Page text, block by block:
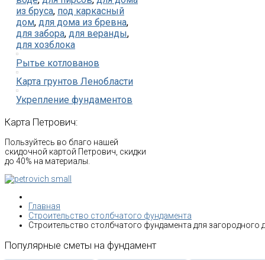
из бруса, под каркасный
дом, для дома из бревна,
для забора, для веранды,
для хозблока
Рытье котлованов
Карта грунтов Ленобласти
Укрепление фундаментов
Карта Петрович:
Пользуйтесь во благо нашей
скидочной картой Петрович, скидки
до 40% на материалы.
Главная
Строительство столбчатого фундамента
Строительство столбчатого фундамента для загородного
Популярные сметы на фундамент